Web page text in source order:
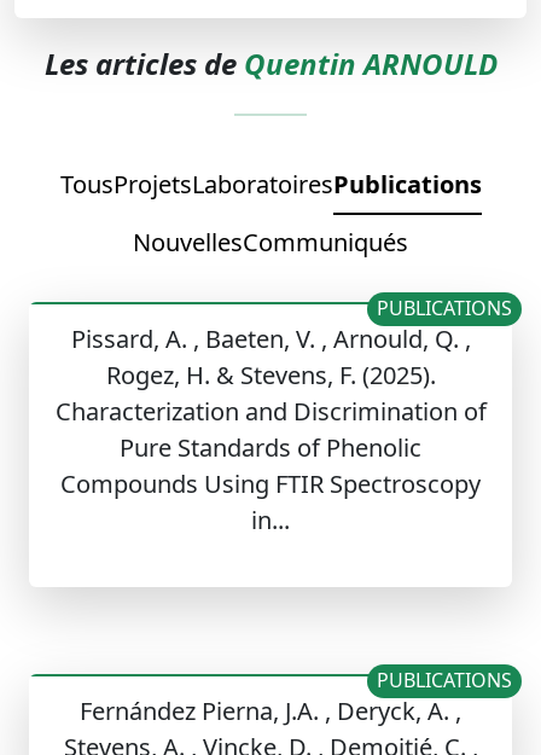
Les articles de Quentin ARNOULD
TousProjetsLaboratoiresPublications
NouvellesCommuniqués
Pissard, A. , Baeten, V. , Arnould, Q. ,
Rogez, H. & Stevens, F. (2025).
Characterization and Discrimination of
Pure Standards of Phenolic
Compounds Using FTIR Spectroscopy
in...
PUBLICATIONS
Fernández Pierna, J.A. , Deryck, A. ,
Stevens, A. , Vincke, D. , Demoitié, C. ,
PUBLICATIONS